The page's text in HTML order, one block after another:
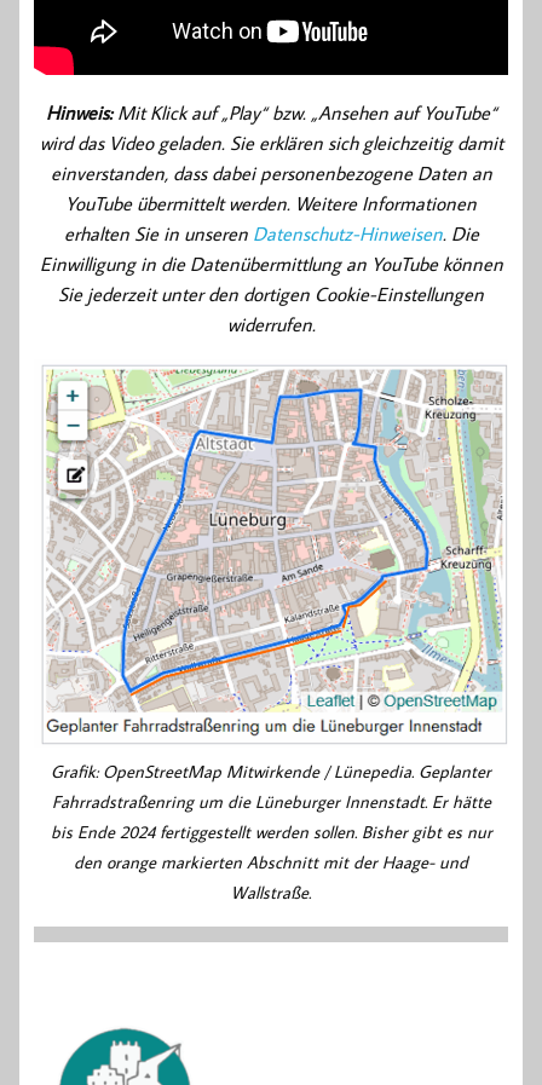
Hinweis:Mit Klick auf „Play“ bzw. „Ansehen auf YouTube“
wird das Video geladen. Sie erklären sich gleichzeitig damit
einverstanden, dass dabei personenbezogene Daten an
YouTube übermittelt werden. Weitere Informationen
erhalten Sie in unseren Datenschutz-Hinweisen. Die
Einwilligung in die Datenübermittlung an YouTube können
Sie jederzeit unter den dortigen Cookie-Einstellungen
widerrufen.
Grafik: OpenStreetMap Mitwirkende / Lünepedia. Geplanter
Fahrradstraßenring um die Lüneburger Innenstadt. Er hätte
bis Ende 2024 fertiggestellt werden sollen. Bisher gibt es nur
den orange markierten Abschnitt mit der Haage- und
Wallstraße.